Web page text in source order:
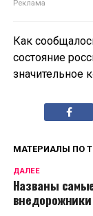
Как
состояние
значительное
МАТЕРИАЛЫ ПО
ДАЛЕЕ
Названы